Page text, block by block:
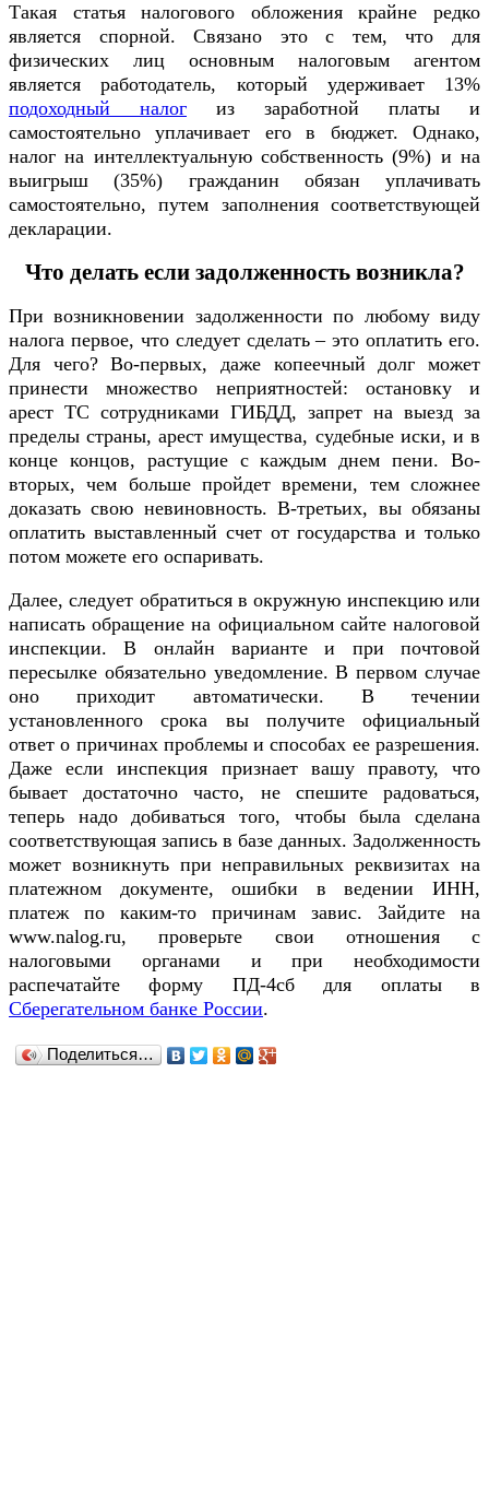
Такая статья налогового обложения крайне редко
является спорной. Связано это с тем, что для
физических лиц основным налоговым агентом
является работодатель, который удерживает 13%
подоходный налог из заработной платы и
самостоятельно уплачивает его в бюджет. Однако,
налог на интеллектуальную собственность (9%) и на
выигрыш (35%) гражданин обязан уплачивать
самостоятельно, путем заполнения соответствующей
декларации.
Что делать если задолженность возникла?
При возникновении задолженности по любому виду
налога первое, что следует сделать – это оплатить его.
Для чего? Во-первых, даже копеечный долг может
принести множество неприятностей: остановку и
арест ТС сотрудниками ГИБДД, запрет на выезд за
пределы страны, арест имущества, судебные иски, и в
конце концов, растущие с каждым днем пени. Во-
вторых, чем больше пройдет времени, тем сложнее
доказать свою невиновность. В-третьих, вы обязаны
оплатить выставленный счет от государства и только
потом можете его оспаривать.
Далее, следует обратиться в окружную инспекцию или
написать обращение на официальном сайте налоговой
инспекции. В онлайн варианте и при почтовой
пересылке обязательно уведомление. В первом случае
оно приходит автоматически. В течении
установленного срока вы получите официальный
ответ о причинах проблемы и способах ее разрешения.
Даже если инспекция признает вашу правоту, что
бывает достаточно часто, не спешите радоваться,
теперь надо добиваться того, чтобы была сделана
соответствующая запись в базе данных. Задолженность
может возникнуть при неправильных реквизитах на
платежном документе, ошибки в ведении ИНН,
платеж по каким-то причинам завис. Зайдите на
www.nalog.ru, проверьте свои отношения с
налоговыми органами и при необходимости
распечатайте форму ПД-4сб для оплаты в
Сберегательном банке России.
Поделиться…